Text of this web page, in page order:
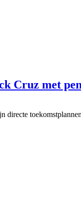
Cruz met
directe